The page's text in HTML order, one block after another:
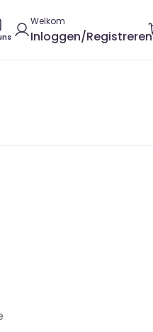
Welkom
Inloggen/Registreren